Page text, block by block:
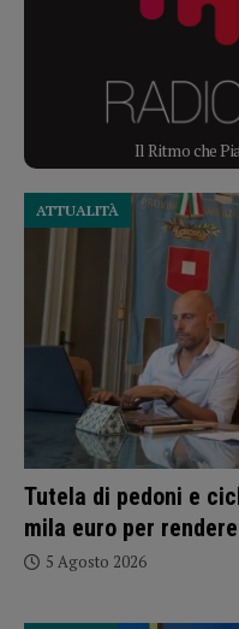
Il Ritmo che
Tutela di pedoni e
mila euro per
ATTUALITÀ
5 Agosto 2026